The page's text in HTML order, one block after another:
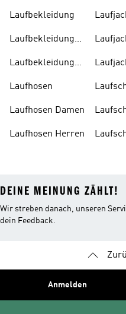
Laufbekleidung
Laufbekleidung
Laufbekleidung
Laufhosen
Laufhosen Damen
Laufhosen Herren
DEINE MEINUNG ZÄHLT!
Wir streben danach, unseren
dein Feedback.
Anmelden